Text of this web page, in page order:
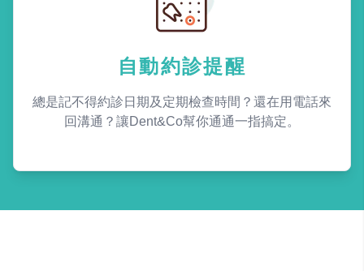
自動約診提醒
總是記不得約診日期及定期檢查時間？還在用電話來
回溝通？讓Dent&Co幫你通通一指搞定。